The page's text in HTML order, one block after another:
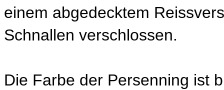
einem abgedecktem
Schnallen verschlossen.
Die Farbe der Persenning ist